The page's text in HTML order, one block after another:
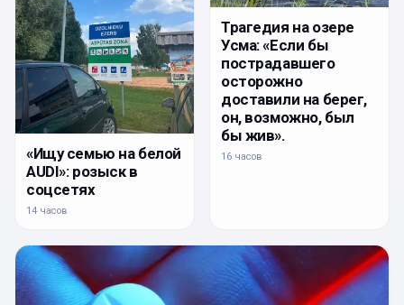
«Ищу семью на белой
AUDI»: розыск в
соцсетях
14 часов
Трагедия на озере
Усма: «Если бы
пострадавшего
осторожно
доставили на берег,
он, возможно, был
бы жив».
16 часов